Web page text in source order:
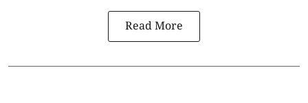
Read More